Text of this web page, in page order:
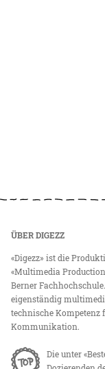
ÜBER DIGEZZ
«Digezz» ist die
«Multimedia
Berner
eigenständig
technische
Kommunikation.
Die unter